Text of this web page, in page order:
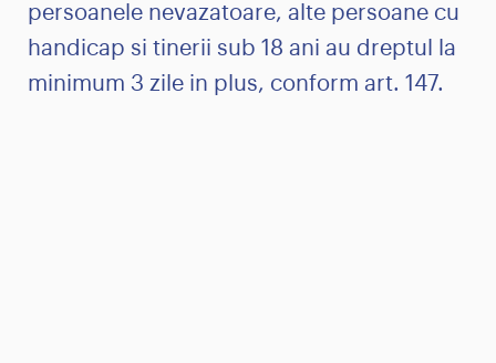
persoanele nevazatoare, alte persoane cu
handicap si tinerii sub 18 ani au dreptul la
minimum 3 zile in plus, conform art. 147.